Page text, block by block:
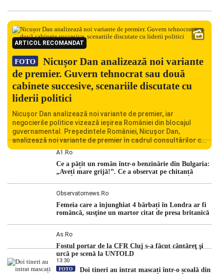
ARTICOL RECOMANDAT
FOTO
Nicușor Dan analizează noi variante
de premier. Guvern tehnocrat sau două
cabinete succesive, scenariile discutate cu
liderii politici
Nicușor Dan analizează noi variante de premier, iar
negocierile politice vizează ieșirea României din blocajul
guvernamental. Președintele României, Nicușor Dan,
analizează noi variante de premier în cadrul consultărilor cu
liderii politici. Ciprian Ciucu vorbește despre scenariul unui
succesive. Nicușor Dan analizează noi variante de premier
România traversează […]
A1.ro
Ce a pățit un român într-o benzinărie din Bulgaria:
„Aveți mare grijă!”. Ce a observat pe chitanță
Observatornews.ro
Femeia care a înjunghiat 4 bărbați în Londra ar fi
româncă, susţine un martor citat de presa britanică
As.ro
Fostul portar de la CFR Cluj s-a făcut cântăreţ şi
urcă pe scenă la UNTOLD
13:30
FOTO
Doi tineri au intrat mascați într-o școală din